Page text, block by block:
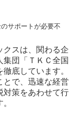
クスは、関わる企
集団「ＴＫＣ全国
底しています。
とで、迅速な経営
対策をあわせて行